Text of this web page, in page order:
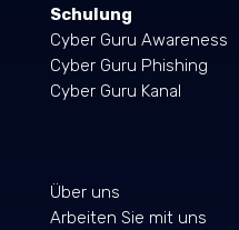
Schulung
Cyber Guru Awareness
Cyber Guru Phishing
Cyber Guru Kanal
Über uns
Arbeiten Sie mit uns